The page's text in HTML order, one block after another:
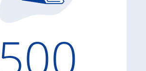
Code
500